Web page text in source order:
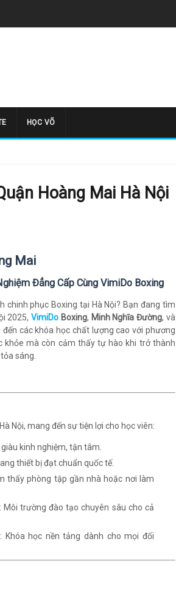
HỌC VÕ
Hoàng Mai Hà Nội
Mai
Đẳng Cấp Cùng VimiDo Boxing
phục Boxing tại Hà Nội? Bạn đang tìm
2025,VimiDo Boxing, Minh Nghĩa Đường, và
các khóa học chất lượng cao với phương
khỏe mà còn cảm thấy tự hào khi trở thành
sáng.
Nội, mang đến sự tiện lợi cho học viên:
kinh nghiệm, tận tâm.
thiết bị đạt chuẩn quốc tế.
thấy phòng tập gần nhà hoặc nơi làm
Môi trường đào tạo chuyên sâu cho cả
: Khóa học nền tảng dành cho mọi đối